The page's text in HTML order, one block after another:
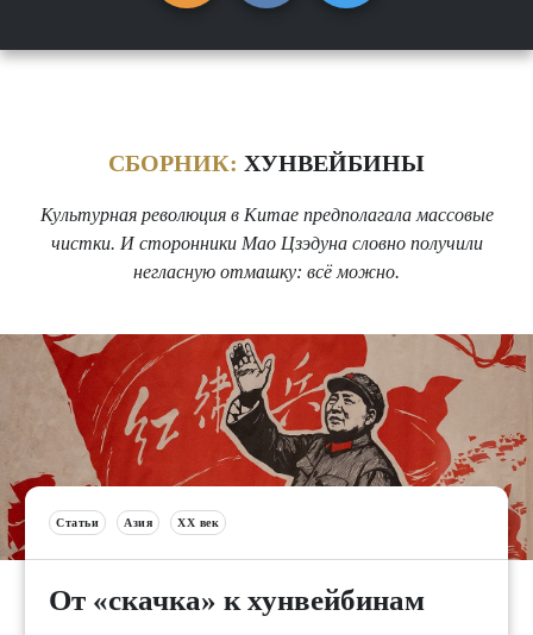
СБОРНИК: ХУНВЕЙБИНЫ
Культурная революция в Китае предполагала массовые
чистки. И сторонники Мао Цзэдуна словно получили
негласную отмашку: всё можно.
Статьи Азия XX век
От «скачка» к хунвейбинам